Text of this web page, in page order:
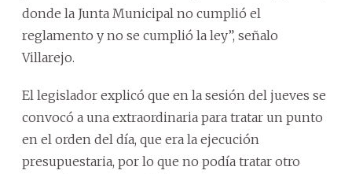
donde la Junta Municipal no cumplió el
reglamento y no se cumplió la ley”, señalo
Villarejo.
El legislador explicó que en la sesión del jueves se
convocó a una extraordinaria para tratar un punto
en el orden del día, que era la ejecución
presupuestaria, por lo que no podía tratar otro